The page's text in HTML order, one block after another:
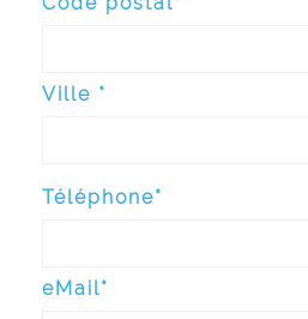
Ville *
Téléphone*
eMail*